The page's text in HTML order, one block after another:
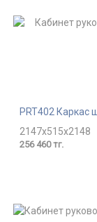
PRT402 Каркас
2147x515x2148
256 460 тг.